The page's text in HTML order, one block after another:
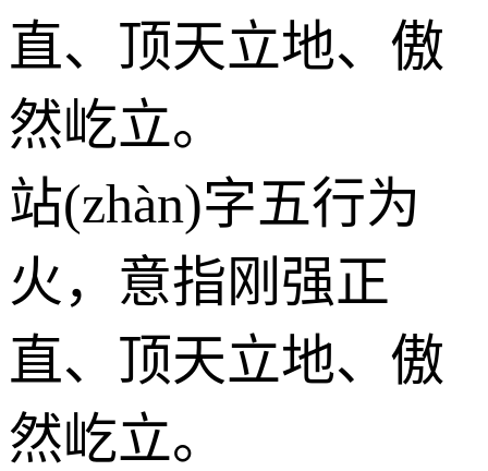
直、顶天立地、傲
然屹立。
站(zhàn)字五行为
火 ，意指刚强正
直、顶天立地、傲
然屹立。